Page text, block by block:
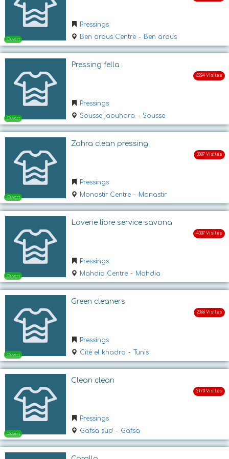
Ouvert
Ouvert
Ouvert
Ouvert
Pressings
Ben arous Centre - Ben arous
Pressing fella
Pressings
Sousse jaouhara - Sousse
Zahra clean pressing
Pressings
Monastir Centre - Monastir
Laverie libre service savona
Pressings
Mahdia Centre - Mahdia
Green cleaners
Pressings
Cité el khadra - Tunis
Clean clean
Pressings
Gafsa sud - Gafsa